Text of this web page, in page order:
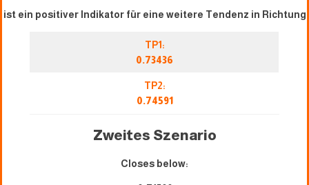
ist ein positiver Indikator für eine weitere Tendenz in Richtung
TP1:
0.73436
TP2:
0.74591
Zweites Szenario
Closes below: